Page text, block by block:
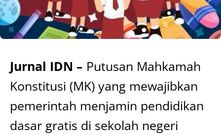
Jurnal IDN – Putusan Mahkamah
Konstitusi (MK) yang mewajibkan
pemerintah menjamin pendidikan
dasar gratis di sekolah negeri